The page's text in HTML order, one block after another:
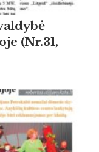
(Nr.31,